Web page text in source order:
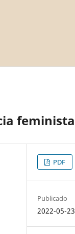
feminista
PDF
Publicado
2022-05-23